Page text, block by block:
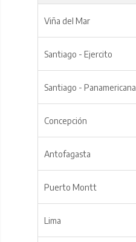
Viña del Mar
Santiago - Ejercito
Santiago - Panamericana
Concepción
Antofagasta
Puerto Montt
Lima